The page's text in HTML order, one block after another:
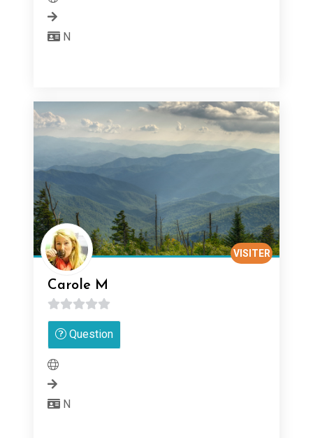
N
Carole M
0
sur Question
VISITER
N